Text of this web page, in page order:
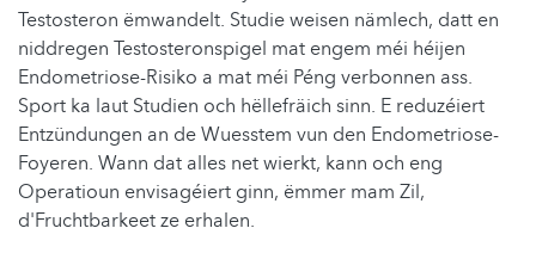
Testosteron ëmwandelt. Studie weisen nämlech, datt en
niddregen Testosteronspigel mat engem méi héijen
Endometriose-Risiko a mat méi Péng verbonnen ass.
Sport ka laut Studien och hëllefräich sinn. E reduzéiert
Entzündungen an de Wuesstem vun den Endometriose-
Foyeren. Wann dat alles net wierkt, kann och eng
Operatioun envisagéiert ginn, ëmmer mam Zil,
d'Fruchtbarkeet ze erhalen.